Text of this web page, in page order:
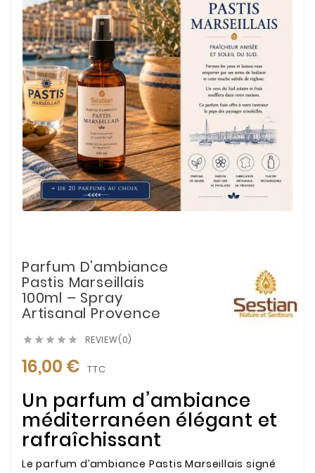
Parfum D’ambiance
Pastis Marseillais
100ml – Spray
Artisanal Provence
     REVIEW(0)
16,00 € TTC
Un parfum d’ambiance
méditerranéen élégant et
rafraîchissant
Le parfum d’ambiance Pastis Marseillais signé